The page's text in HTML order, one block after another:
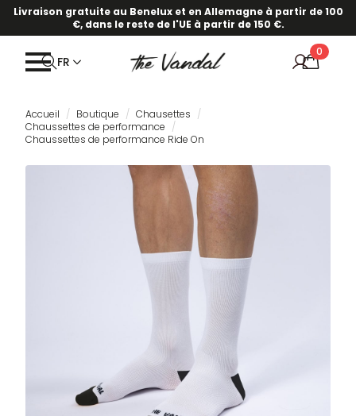
Livraison gratuite au Benelux et en Allemagne à partir de 100
€, dans le reste de l'UE à partir de 150 €.
FR
0
Accueil Boutique
Chausettes
Chaussettes de performance
Chaussettes de performance Ride On